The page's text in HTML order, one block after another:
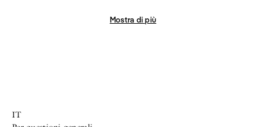
Mostra di più
IT